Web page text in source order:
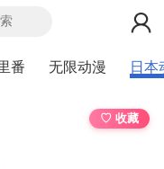
番 无限动漫 日本
♡ 收藏